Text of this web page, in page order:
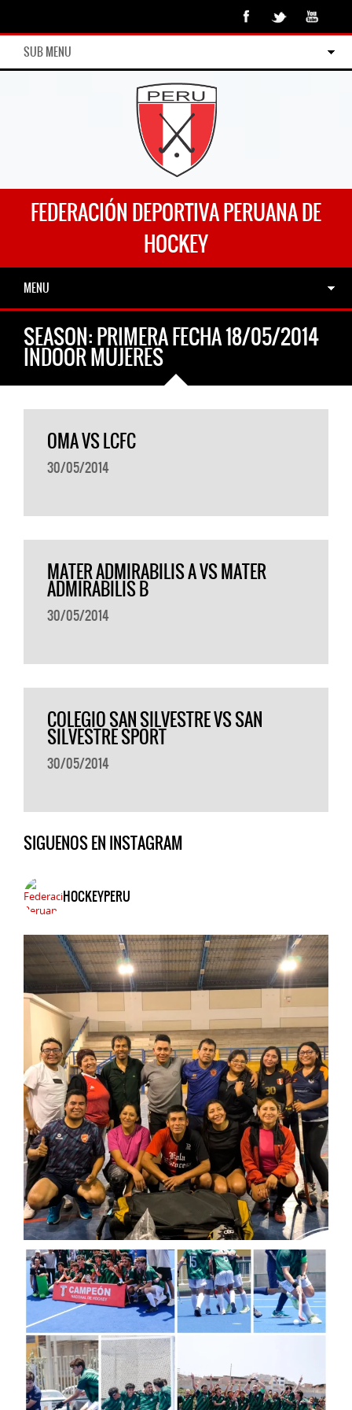
SUB MENU
FEDERACIÓN DEPORTIVA PERUANA DE
HOCKEY
MENU
SEASON:PRIMERA FECHA 18/05/2014
INDOOR MUJERES
OMA VS LCFC
30/05/2014
MATER ADMIRABILIS A VS MATER
ADMIRABILIS B
30/05/2014
COLEGIO SAN SILVESTRE VS SAN
SILVESTRE SPORT
30/05/2014
SIGUENOS EN INSTAGRAM
HOCKEYPERU